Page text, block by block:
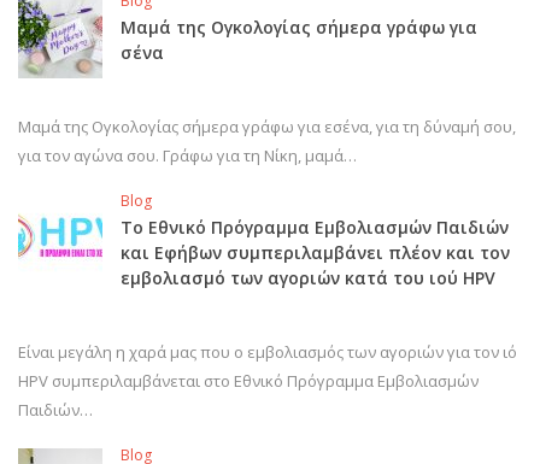
Μαμά της Ογκολογίας σήμερα γράφω για
σένα
Μαμά της Ογκολογίας σήμερα γράφω για εσένα, για τη δύναμή σου,
για τον αγώνα σου. Γράφω για τη Νίκη, μαμά…
Blog
Το Εθνικό Πρόγραμμα Εμβολιασμών Παιδιών
και Εφήβων συμπεριλαμβάνει πλέον και τον
εμβολιασμό των αγοριών κατά του ιού HPV
Είναι μεγάλη η χαρά μας που ο εμβολιασμός των αγοριών για τον ιό
HPV συμπεριλαμβάνεται στο Εθνικό Πρόγραμμα Εμβολιασμών
Παιδιών…
Blog